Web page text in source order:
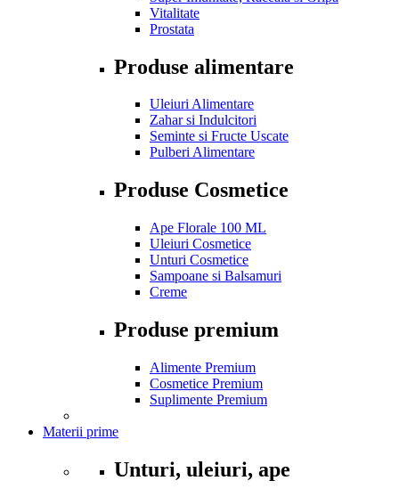
Vitalitate
Prostata
Produse alimentare
Uleiuri Alimentare
Zahar si Indulcitori
Seminte si Fructe Uscate
Pulberi Alimentare
Produse Cosmetice
Ape Florale 100 ML
Uleiuri Cosmetice
Unturi Cosmetice
Sampoane si Balsamuri
Creme
Produse premium
Alimente Premium
Cosmetice Premium
Suplimente Premium
Materii prime
Unturi, uleiuri, ape